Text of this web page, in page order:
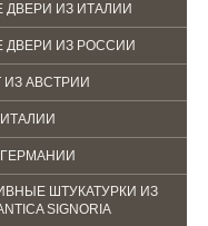
ДВЕРИ ИЗ ИТАЛИИ
ДВЕРИ ИЗ РОССИИ
АВСТРИИ
ШТУКАТУРКИ ИЗ
SIGNORIA